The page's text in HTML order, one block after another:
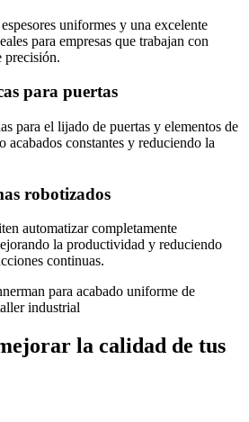
uniformes y una excelente
para empresas que trabajan con
precisión.
para puertas
para el lijado de puertas y elementos de
acabados constantes y reduciendo la
robotizados
automatizar completamente
la productividad y reduciendo
continuas.
la calidad de tus